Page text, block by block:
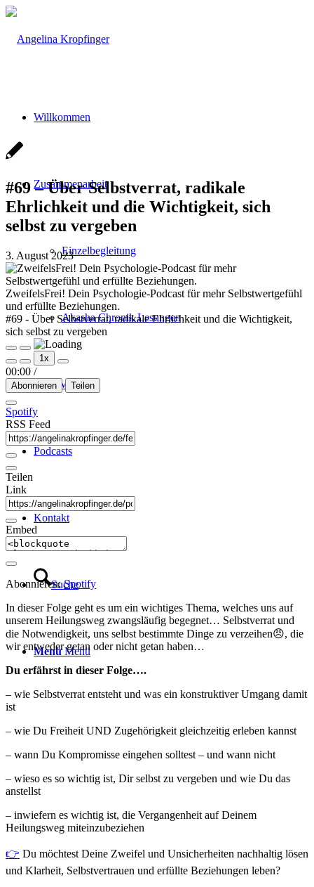
Willkommen
Zusammenarbeit
Einzelbegleitung
Akasha Chronik Lesungen
Über Mich
Podcasts
Kontakt
Suche
Menü Menü
#69 – Über Selbstverrat, radikale
Ehrlichkeit und die Wichtigkeit, sich
selbst zu vergeben
3. August 2023
ZweifelsFrei! Dein Psychologie-Podcast für mehr Selbstwertgefühl
und erfüllte Beziehungen.
#69 - Über Selbstverrat, radikale Ehrlichkeit und die Wichtigkeit,
sich selbst zu vergeben
Play
Episode
Pause
Episode
1x
00:00 /
Abonnieren Teilen
Spotify
RSS Feed
Teilen
Link
Embed
Abonnieren:Spotify
In dieser Folge geht es um ein wichtiges Thema, welches uns auf
unserem Heilungsweg zwangsläufig begegnet… Selbstverrat und
die Notwendigkeit, uns selbst bestimmte Dinge zu verzeihen😠, die
wir entweder getan oder nicht getan haben…
Du erfährst in dieser Folge….
– wie Selbstverrat entsteht und was ein konstruktiver Umgang damit
ist
– wie Du Freiheit UND Zugehörigkeit gleichzeitig erleben kannst
– wann Du Kompromisse eingehen solltest – und wann nicht
– wieso es so wichtig ist, Dir selbst zu vergeben und wie Du das
anstellst
– inwiefern es wichtig ist, die Vergangenheit auf Deinem
Heilungsweg miteinzubeziehen
👉⁠ Du möchtest Deine Zweifel und Unsicherheiten nachhaltig lösen
und Klarheit, Selbstvertrauen und erfüllte Beziehungen leben?